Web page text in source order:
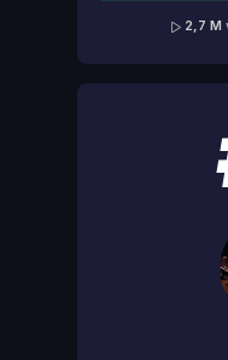
2,7 M